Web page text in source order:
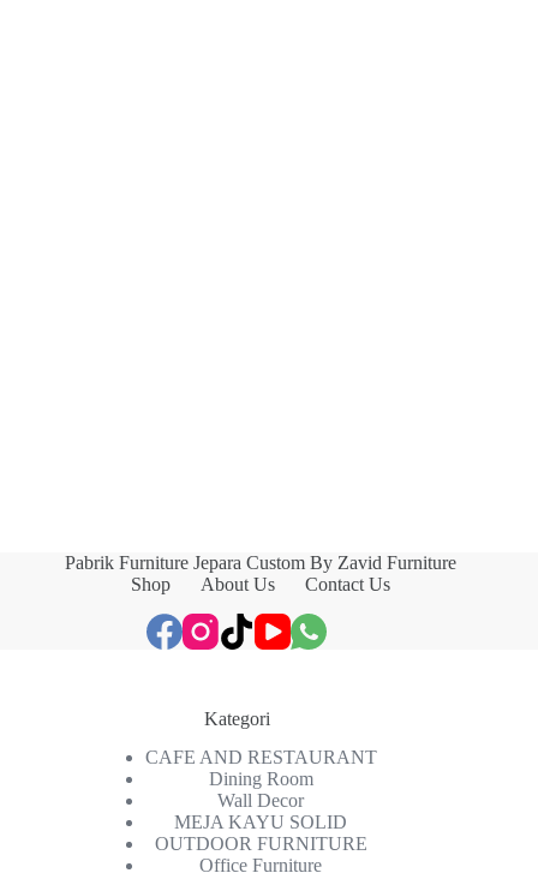
Pabrik Furniture Jepara Custom By Zavid Furniture
Shop
About Us Contact Us
Kategori
CAFE AND RESTAURANT
Dining Room
Wall Decor
MEJA KAYU SOLID
OUTDOOR FURNITURE
Office Furniture